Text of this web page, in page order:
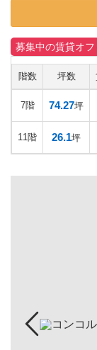
募集中の賃貸オ
階数 坪数
7階 74.27坪
11階 26.1坪